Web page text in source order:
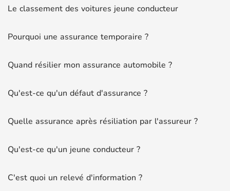
Le classement des voitures jeune conducteur
Pourquoi une assurance temporaire ?
Quand résilier mon assurance automobile ?
Qu'est-ce qu'un défaut d'assurance ?
Quelle assurance après résiliation par l'assureur ?
Qu'est-ce qu'un jeune conducteur ?
C'est quoi un relevé d'information ?